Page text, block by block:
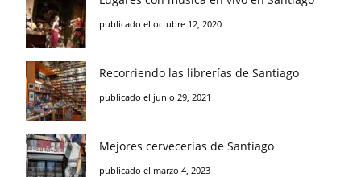
publicado el octubre 12, 2020
Recorriendo las librerías de Santiago
publicado el junio 29, 2021
Mejores cervecerías de Santiago
publicado el marzo 4, 2023